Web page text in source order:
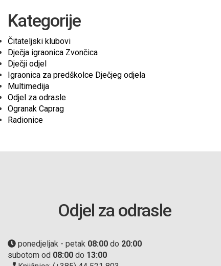
Kategorije
Čitateljski klubovi
Dječja igraonica Zvončica
Dječji odjel
Igraonica za predškolce Dječjeg odjela
Multimedija
Odjel za odrasle
Ogranak Caprag
Radionice
Odjel za odrasle
ponedjeljak - petak 08:00 do 20:00
subotom od 08:00 do 13:00